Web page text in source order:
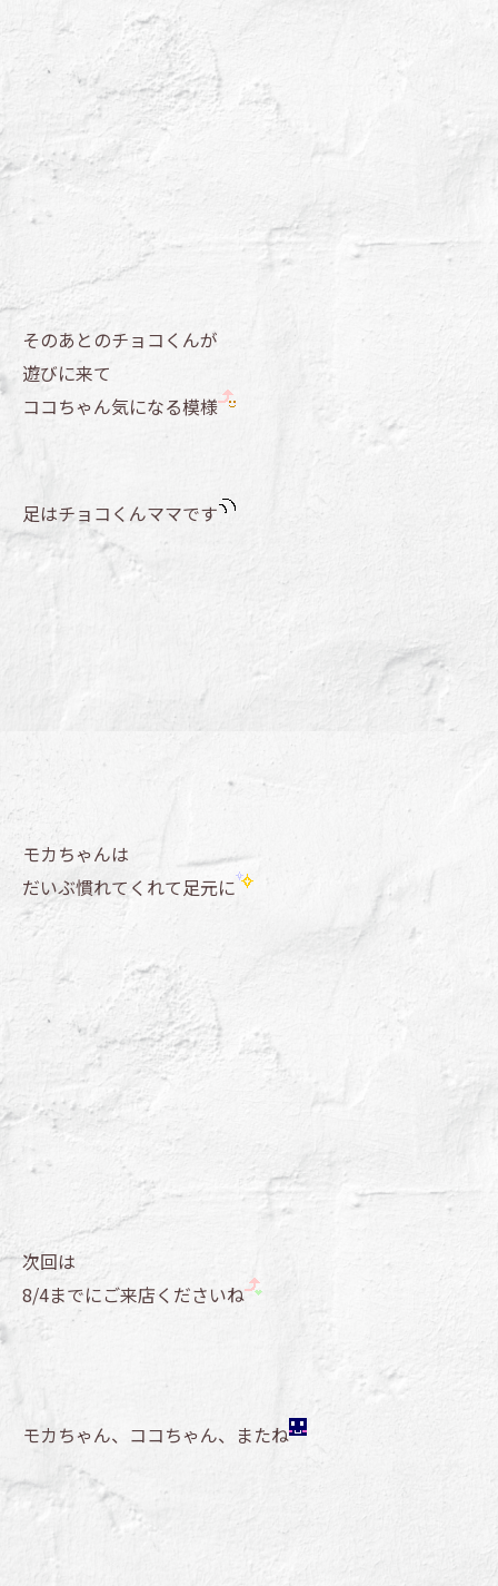
そのあとのチョコくんが
遊びに来て
ココちゃん気になる模様
足はチョコくんママです
モカちゃんは
だいぶ慣れてくれて足元に
次回は
8/4までにご来店くださいね
モカちゃん、ココちゃん、またね